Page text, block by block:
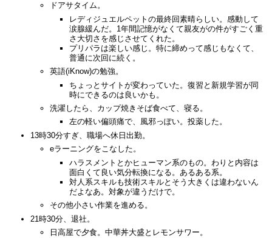
ドアサタイム。
レディジュエルペットの最終回素晴らしい。感動して
涙腺緩んだ。1年間記憶がなくて親友がの件がすごく重
さ大切さを感じさせてくれた。
プリパラは楽しい感じ。特に締めって感じもなくて、
普通に次回に続く。
英語(iKnow)の勉強。
ちょっとサイトが変わっていた。復習と新規学習が同
時にできるのは良いかも。
洗濯したら、カップ焼きそば食べて、寝る。
左の軽い偏頭痛で、風邪っぽい。投薬した。
13時30分すぎ、職場へ休日出勤。
eラーニングをこなした。
ハラスメントとかヒューマン系のもの。わりと内容は
面白くて良い気分転換になる。あるある系。
対人系スキルも技術スキルとそう大きくは違わないん
だよなあ。対象が違うだけで。
その他小さい作業を進める。
21時30分、退社。
日高屋で夕食。中華丼大盛とレモンサワー。